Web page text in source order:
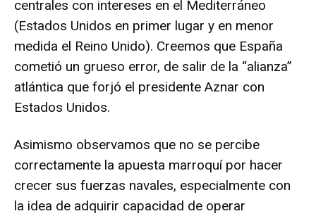
centrales con intereses en el Mediterráneo
(Estados Unidos en primer lugar y en menor
medida el Reino Unido). Creemos que España
cometió un grueso error, de salir de la “alianza”
atlántica que forjó el presidente Aznar con
Estados Unidos.
Asimismo observamos que no se percibe
correctamente la apuesta marroquí por hacer
crecer sus fuerzas navales, especialmente con
la idea de adquirir capacidad de operar